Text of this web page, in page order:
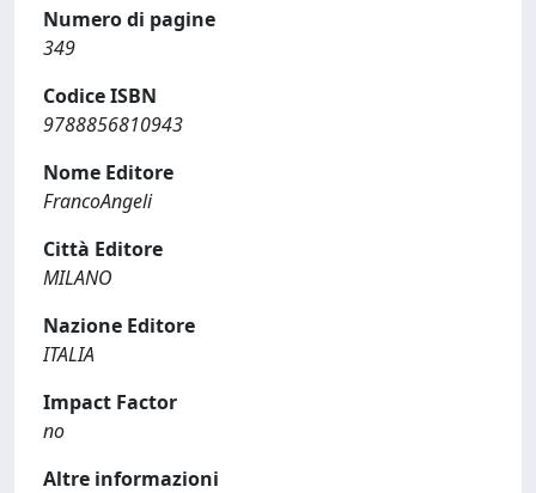
Numero di pagine
349
Codice ISBN
9788856810943
Nome Editore
FrancoAngeli
Città Editore
MILANO
Nazione Editore
ITALIA
Impact Factor
no
Altre informazioni